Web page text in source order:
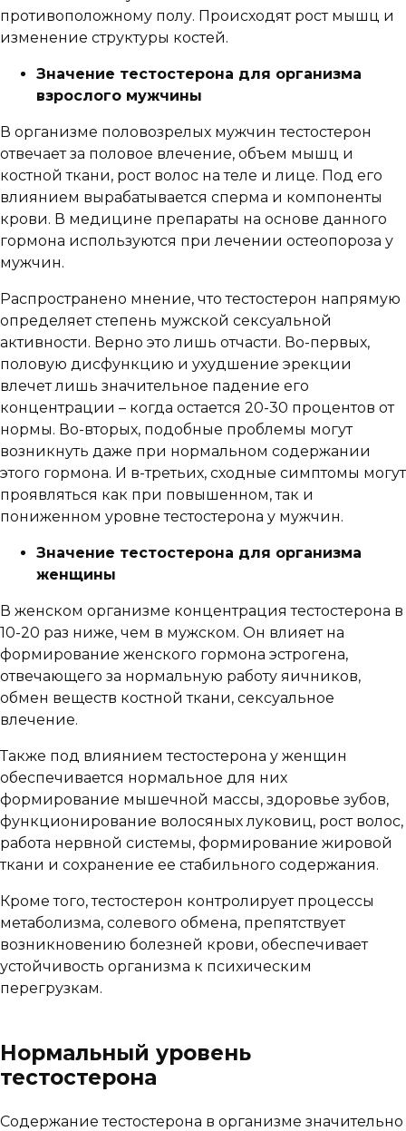
противоположному полу. Происходят рост мышц и
изменение структуры костей.
Значение тестостерона для организма
взрослого мужчины
В организме половозрелых мужчин тестостерон
отвечает за половое влечение, объем мышц и
костной ткани, рост волос на теле и лице. Под его
влиянием вырабатывается сперма и компоненты
крови. В медицине препараты на основе данного
гормона используются при лечении остеопороза у
мужчин.
Распространено мнение, что тестостерон напрямую
определяет степень мужской сексуальной
активности. Верно это лишь отчасти. Во-первых,
половую дисфункцию и ухудшение эрекции
влечет лишь значительное падение его
концентрации – когда остается 20-30 процентов от
нормы. Во-вторых, подобные проблемы могут
возникнуть даже при нормальном содержании
этого гормона. И в-третьих, сходные симптомы могут
проявляться как при повышенном, так и
пониженном уровне тестостерона у мужчин.
Значение тестостерона для организма
женщины
В женском организме концентрация тестостерона в
10-20 раз ниже, чем в мужском. Он влияет на
формирование женского гормона эстрогена,
отвечающего за нормальную работу яичников,
обмен веществ костной ткани, сексуальное
влечение.
Также под влиянием тестостерона у женщин
обеспечивается нормальное для них
формирование мышечной массы, здоровье зубов,
функционирование волосяных луковиц, рост волос,
работа нервной системы, формирование жировой
ткани и сохранение ее стабильного содержания.
Кроме того, тестостерон контролирует процессы
метаболизма, солевого обмена, препятствует
возникновению болезней крови, обеспечивает
устойчивость организма к психическим
перегрузкам.
Нормальный уровень
тестостерона
Содержание тестостерона в организме значительно